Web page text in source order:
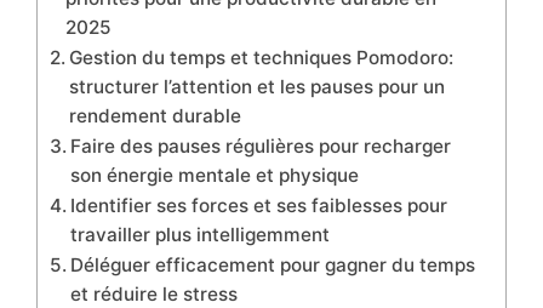
2025
Gestion du temps et techniques Pomodoro:
structurer l’attention et les pauses pour un
rendement durable
Faire des pauses régulières pour recharger
son énergie mentale et physique
Identifier ses forces et ses faiblesses pour
travailler plus intelligemment
Déléguer efficacement pour gagner du temps
et réduire le stress